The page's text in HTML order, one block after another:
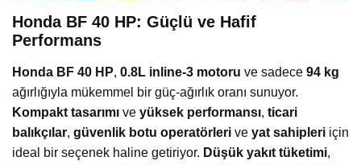
Honda BF 40 HP: Güçlü ve Hafif
Performans
Honda BF 40 HP, 0.8L inline-3 motoru ve sadece 94 kg
ağırlığıyla mükemmel bir güç-ağırlık oranı sunuyor.
Kompakt tasarımı ve yüksek performansı, ticari
balıkçılar, güvenlik botu operatörleri ve yat sahipleri için
ideal bir seçenek haline getiriyor. Düşük yakıt tüketimi,